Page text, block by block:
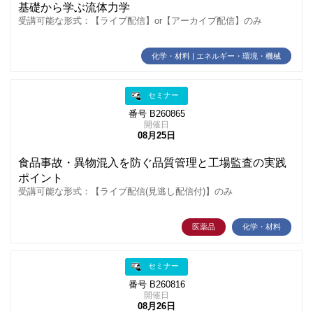
基礎から学ぶ流体力学
受講可能な形式：【ライブ配信】or【アーカイブ配信】のみ
化学・材料 | エネルギー・環境・機械
セミナー
番号 B260865
開催日
08月25日
食品事故・異物混入を防ぐ品質管理と工場監査の実践
ポイント
受講可能な形式：【ライブ配信(見逃し配信付)】のみ
医薬品 化学・材料
セミナー
番号 B260816
開催日
08月26日